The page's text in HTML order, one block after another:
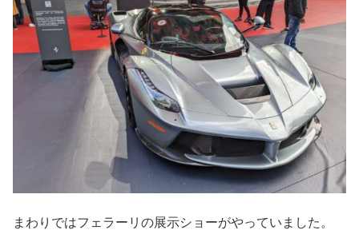
まわりではフェラーリの展示ショーがやっていました。